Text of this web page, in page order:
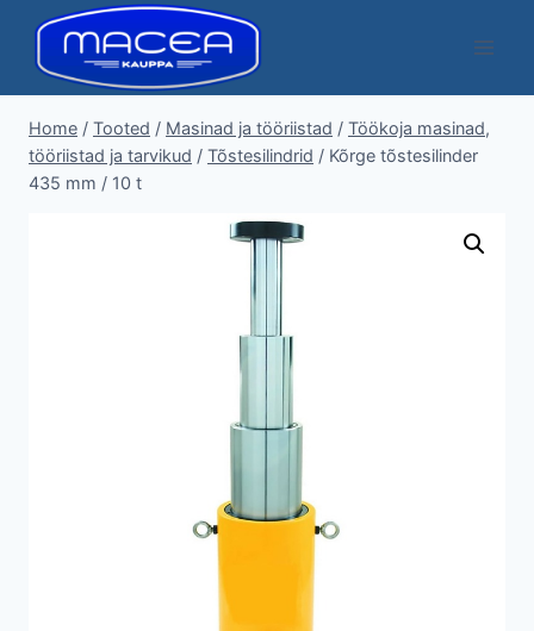
content
Home / Tooted / Masinad ja tööriistad / Töökoja masinad,
tööriistad ja tarvikud / Tõstesilindrid / Kõrge tõstesilinder
435 mm / 10 t